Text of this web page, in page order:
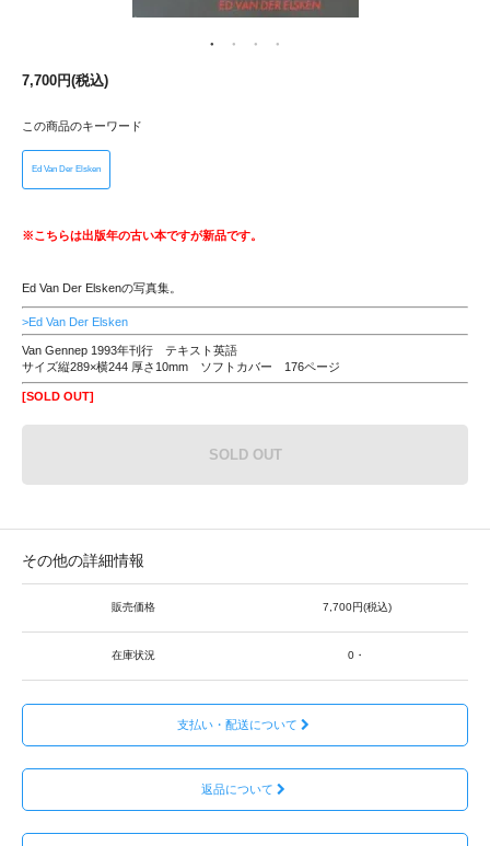
7,700円(税込)
この商品のキーワード
Ed Van Der Elsken
※こちらは出版年の古い本ですが新品です。
Ed Van Der Elskenの写真集。
>Ed Van Der Elsken
Van Gennep 1993年刊行 テキスト英語
サイズ縦289×横244 厚さ10mm ソフトカバー 176ページ
[SOLD OUT]
SOLD OUT
その他の詳細情報
販売価格 7,700円(税込)
在庫状況 0・
支払い・配送について
返品について